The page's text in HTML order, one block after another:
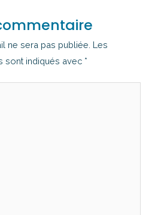
ne sera pas publiée. Les
sont indiqués avec *